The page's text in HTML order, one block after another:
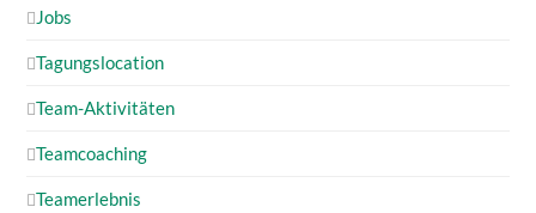
Jobs
Tagungslocation
Team-Aktivitäten
Teamcoaching
Teamerlebnis